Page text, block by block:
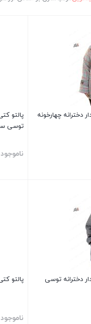
دخترانه چهارخونه
پالتو
توسی
ناموجود
دخترانه توسی پالتو
ناموجود